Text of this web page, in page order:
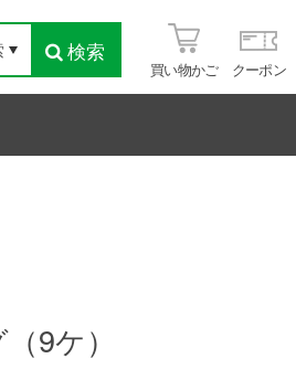
検索
買い物かご クーポン
9ケ）